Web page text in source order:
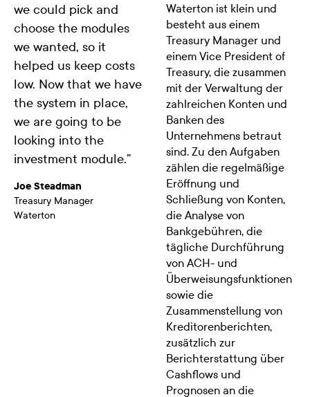
we could pick and
choose the modules
we wanted, so it
helped us keep costs
low. Now that we have
the system in place,
we are going to be
looking into the
investment module.”
Joe Steadman
Treasury Manager
Waterton
Waterton ist klein und
besteht aus einem
Treasury Manager und
einem Vice President of
Treasury, die zusammen
mit der Verwaltung der
zahlreichen Konten und
Banken des
Unternehmens betraut
sind. Zu den Aufgaben
zählen die regelmäßige
Eröffnung und
Schließung von Konten,
die Analyse von
Bankgebühren, die
tägliche Durchführung
von ACH- und
Überweisungsfunktionen
sowie die
Zusammenstellung von
Kreditorenberichten,
zusätzlich zur
Berichterstattung über
Cashflows und
Prognosen an die